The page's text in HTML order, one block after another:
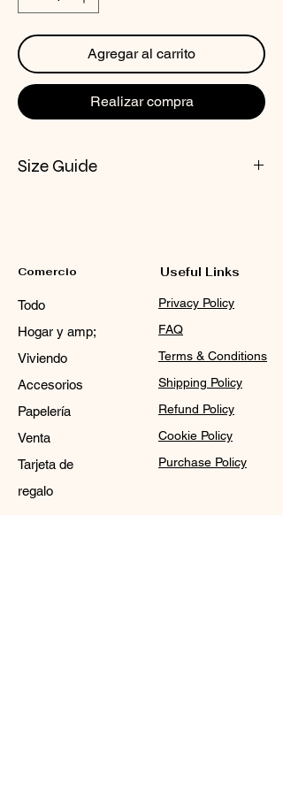
Agregar al carrito
Realizar compra
Size Guide
Comercio
Todo
Hogar y amp;
Viviendo
Accesorios
Papelería
Venta
Tarjeta de
regalo
Useful Links
Privacy Policy
FAQ
Terms & Conditions
Shipping Policy
Refund Policy
Cookie Policy
Purchase Policy